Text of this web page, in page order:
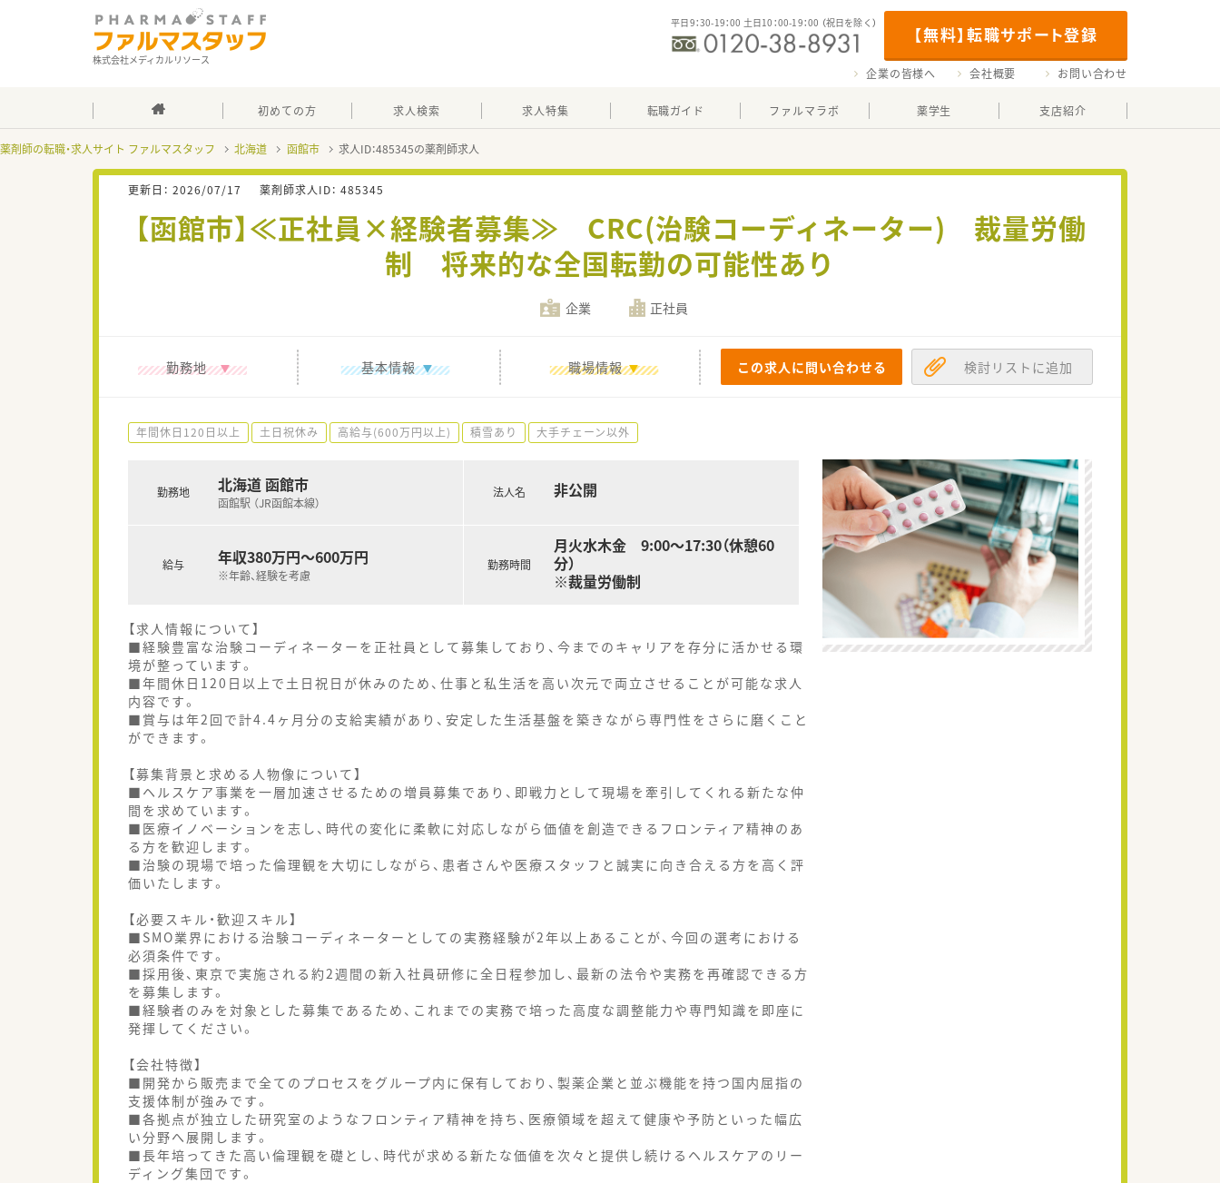
株式会社メディカルリソース
【無料】転職サポート登録
平日9：30-19：00 土日10：00-19：00 （祝日を除く）
企業の皆様へ 会社概要 お問い合わせ
初めての方 求人検索 求人特集 転職ガイド ファルマラボ 薬学生 支店紹介
薬剤師の転職・求人サイト ファルマスタッフ 北海道 函館市 求人ID：485345の薬剤師求人
更新日： 2026/07/17 薬剤師求人ID： 485345
【函館市】≪正社員×経験者募集≫ CRC(治験コーディネーター) 裁量労働
制 将来的な全国転勤の可能性あり
企業 正社員
勤務地 基本情報 職場情報 この求人に問い合わせる 検討リストに追加
年間休日120日以上 土日祝休み 高給与(600万円以上) 積雪あり 大手チェーン以外
勤務地 北海道 函館市
函館駅 （JR函館本線）
給与 年収380万円～600万円
※年齢、経験を考慮
法人名 非公開
勤務時間
月火水木金 9:00～17:30（休憩60
分）
※裁量労働制
【求人情報について】
■経験豊富な治験コーディネーターを正社員として募集しており、今までのキャリアを存分に活かせる環
境が整っています。
■年間休日120日以上で土日祝日が休みのため、仕事と私生活を高い次元で両立させることが可能な求人
内容です。
■賞与は年2回で計4.4ヶ月分の支給実績があり、安定した生活基盤を築きながら専門性をさらに磨くこと
ができます。
【募集背景と求める人物像について】
■ヘルスケア事業を一層加速させるための増員募集であり、即戦力として現場を牽引してくれる新たな仲
間を求めています。
■医療イノベーションを志し、時代の変化に柔軟に対応しながら価値を創造できるフロンティア精神のあ
る方を歓迎します。
■治験の現場で培った倫理観を大切にしながら、患者さんや医療スタッフと誠実に向き合える方を高く評
価いたします。
【必要スキル・歓迎スキル】
■SMO業界における治験コーディネーターとしての実務経験が2年以上あることが、今回の選考における
必須条件です。
■採用後、東京で実施される約2週間の新入社員研修に全日程参加し、最新の法令や実務を再確認できる方
を募集します。
■経験者のみを対象とした募集であるため、これまでの実務で培った高度な調整能力や専門知識を即座に
発揮してください。
【会社特徴】
■開発から販売まで全てのプロセスをグループ内に保有しており、製薬企業と並ぶ機能を持つ国内屈指の
支援体制が強みです。
■各拠点が独立した研究室のようなフロンティア精神を持ち、医療領域を超えて健康や予防といった幅広
い分野へ展開します。
■長年培ってきた高い倫理観を礎とし、時代が求める新たな価値を次々と提供し続けるヘルスケアのリー
ディング集団です。